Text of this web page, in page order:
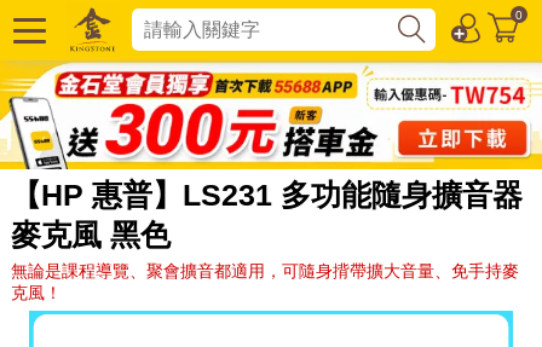
0
【HP 惠普】LS231 多功能隨身擴音器
麥克風 黑色
無論是課程導覽、聚會擴音都適用，可隨身揹帶擴大音量、免手持麥
克風！